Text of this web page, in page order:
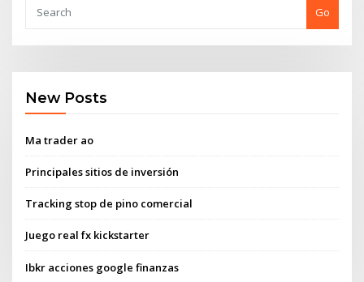
Go
New Posts
Ma trader ao
Principales sitios de inversión
Tracking stop de pino comercial
Juego real fx kickstarter
Ibkr acciones google finanzas